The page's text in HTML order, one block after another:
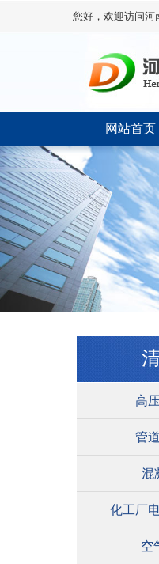
您好，欢迎访问河
网站首页
高
管
混
化工厂
空